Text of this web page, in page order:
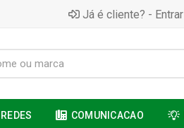
Já é cliente? - Entrar
REDES COMUNICACAO